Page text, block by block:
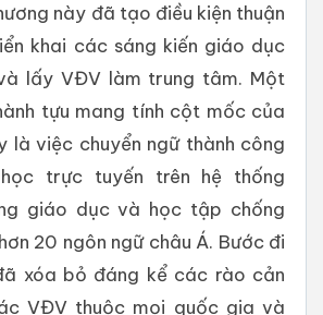
này đã tạo điều kiện thuận
khai các sáng kiến ​​giáo dục
lấy VĐV làm trung tâm. Một
tựu mang tính cột mốc của
là việc chuyển ngữ thành công
trực tuyến trên hệ thống
giáo dục và học tập chống
20 ngôn ngữ châu Á. Bước đi
xóa bỏ đáng kể các rào cản
VĐV thuộc mọi quốc gia và